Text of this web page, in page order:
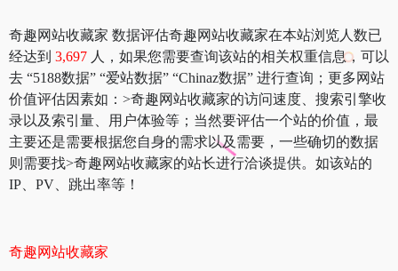
奇趣网站收藏家 数据评估奇趣网站收藏家在本站浏览人数已
经达到 3,697 人，如果您需要查询该站的相关权重信息，可以
去 “5188数据” “爱站数据” “Chinaz数据” 进行查询；更多网站
价值评估因素如：>奇趣网站收藏家的访问速度、搜索引擎收
录以及索引量、用户体验等；当然要评估一个站的价值，最
主要还是需要根据您自身的需求以及需要，一些确切的数据
则需要找>奇趣网站收藏家的站长进行洽谈提供。如该站的
IP、PV、跳出率等！
奇趣网站收藏家